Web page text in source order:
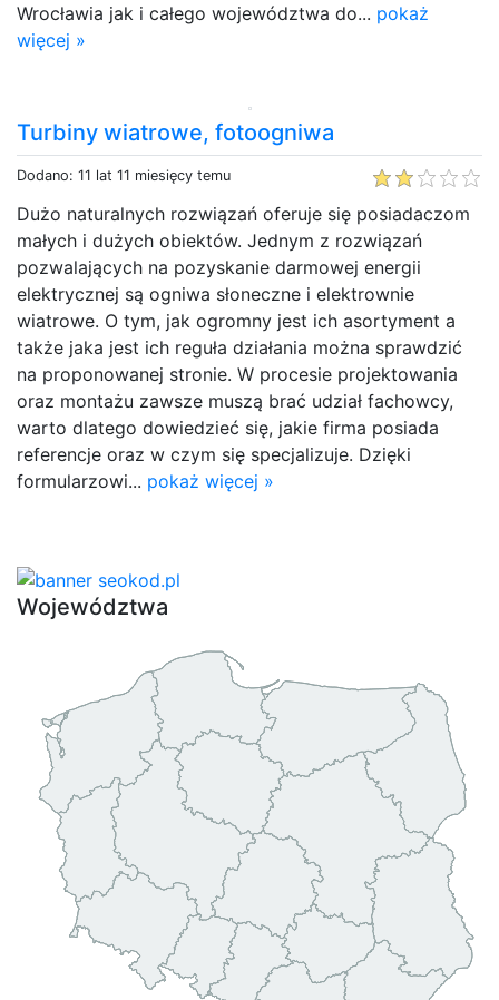
Wrocławia jak i całego województwa do... pokaż
więcej »
Turbiny wiatrowe, fotoogniwa
Dodano: 11 lat 11 miesięcy temu
Dużo naturalnych rozwiązań oferuje się posiadaczom
małych i dużych obiektów. Jednym z rozwiązań
pozwalających na pozyskanie darmowej energii
elektrycznej są ogniwa słoneczne i elektrownie
wiatrowe. O tym, jak ogromny jest ich asortyment a
także jaka jest ich reguła działania można sprawdzić
na proponowanej stronie. W procesie projektowania
oraz montażu zawsze muszą brać udział fachowcy,
warto dlatego dowiedzieć się, jakie firma posiada
referencje oraz w czym się specjalizuje. Dzięki
formularzowi... pokaż więcej »
Województwa